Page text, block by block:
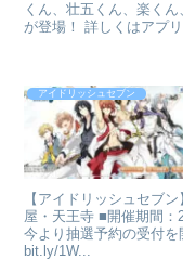
くん、壮五くん、楽く
が登場！ 詳しくはアプ
アイドリッシュセブン
【アイドリッシュセブ
屋・天王寺 ■開催期間：
今より抽選予約の受付
bit.ly/1W...